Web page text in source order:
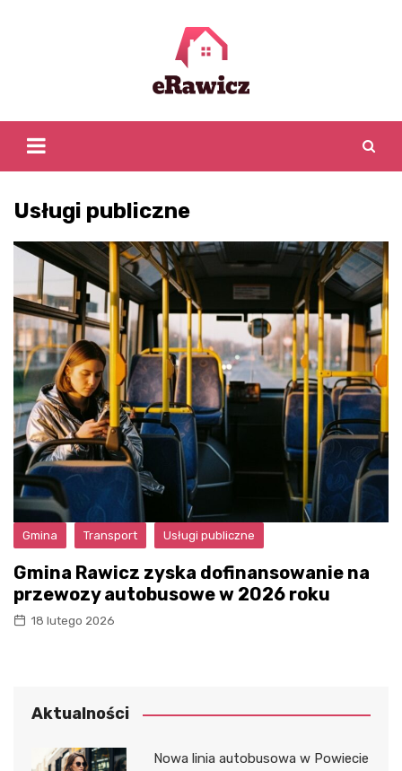
Usługi publiczne
Gmina Transport Usługi publiczne
Gmina Rawicz zyska dofinansowanie na
przewozy autobusowe w 2026 roku
18 lutego 2026
Aktualności
Nowa linia autobusowa w Powiecie